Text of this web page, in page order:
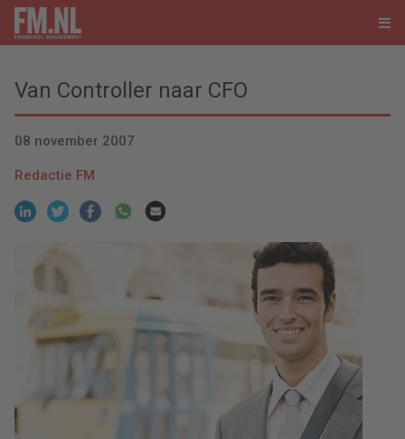
Van Controller naar CFO
08 november 2007
Redactie FM